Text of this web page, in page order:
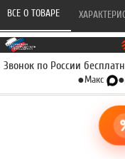
Звонок по России
●Макс ●
ВСЕ О ТОВАРЕ